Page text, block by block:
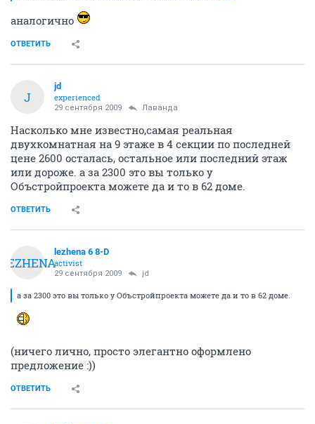
аналогично
ОТВЕТИТЬ
J
jd
experienced
29 сентября 2009 Лаванда
Насколько мне известно,самая реальная
двухкомнатная на 9 этаже в 4 секции по последней
цене 2600 осталась, остальное или последний этаж
или дороже. а за 2300 это вы только у
Объстройпроекта можете да и то в 62 доме.
ОТВЕТИТЬ
LEZHENA
lezhena 6 8-D
activist
29 сентября 2009 jd
а за 2300 это вы только у Объстройпроекта можете да и то в 62 доме.
(ничего лично, просто элегантно оформлено
предложение :))
ОТВЕТИТЬ